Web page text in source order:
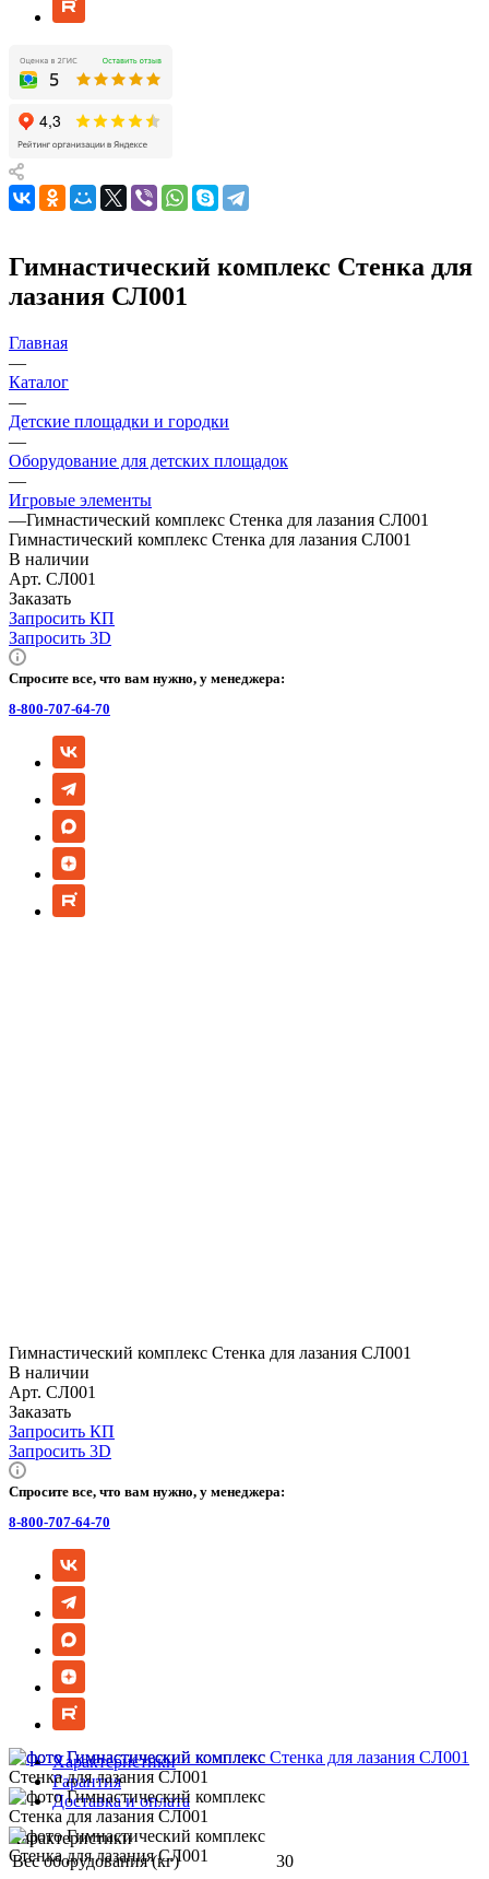
Гимнастический комплекс Стенка для
лазания СЛ001
Главная
—
Каталог
—
Детские площадки и городки
—
Оборудование для детских площадок
—
Игровые элементы
—Гимнастический комплекс Стенка для лазания СЛ001
Гимнастический комплекс Стенка для лазания СЛ001
В наличии
Арт. СЛ001
Заказать
Запросить КП
Запросить 3D
Спросите все, что вам нужно, у менеджера:
8-800-707-64-70
Гимнастический комплекс Стенка для лазания СЛ001
В наличии
Арт. СЛ001
Заказать
Запросить КП
Запросить 3D
Спросите все, что вам нужно, у менеджера:
8-800-707-64-70
Характеристики
Гарантия
Доставка и оплата
Характеристики
Вес оборудования (кг)
30